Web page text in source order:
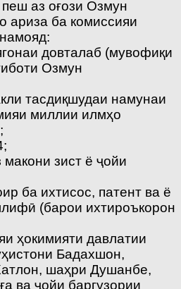
аз оғози Озмун
ариза ба комиссияи
довталаб (мувофиқи
Озмун
тасдиқшудаи намунаи
миллии илмҳо
зист ё ҷойи
ба ихтисос, патент ва ё
(барои ихтироъкорон
ҳокимияти давлатии
Бадахшон,
шаҳри Душанбе,
ва ҷойи баргузории